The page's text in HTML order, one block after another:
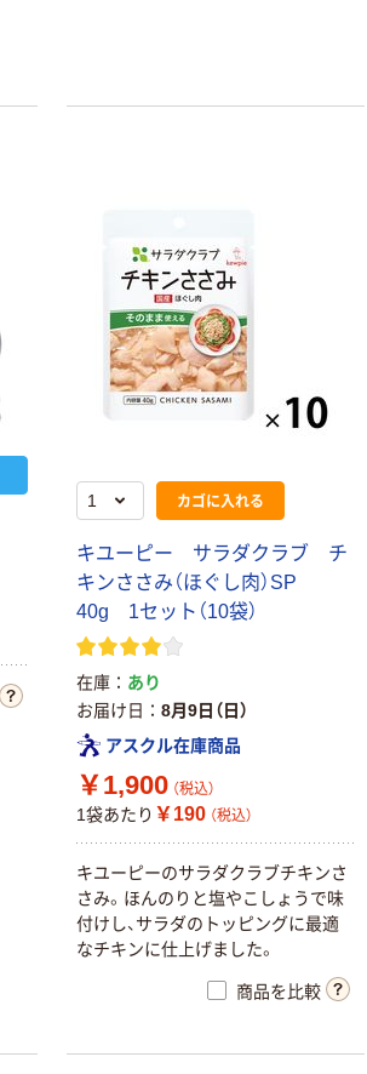
カゴに入れる
キユーピー サラダクラブ チ
キンささみ（ほぐし肉）SP
40g 1セット（10袋）
在庫
あり
お届け日
8月9日（日）
アスクル在庫商品
￥1,900 （税込）
1袋あたり ￥190 （税込）
キユーピーのサラダクラブチキンさ
さみ。ほんのりと塩やこしょうで味
付けし、サラダのトッピングに最適
なチキンに仕上げました。
商品を比較